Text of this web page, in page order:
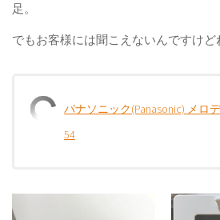
足。
でもお客様には聞こえないんですけど
パナソニック(Panasonic) メロ
54